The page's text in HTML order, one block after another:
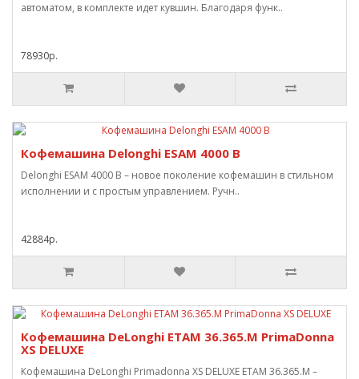
автоматом, в комплекте идет кувшин. Благодаря функ..
78930р.
Кофемашина Delonghi ESAM 4000 B
Delonghi ESAM 4000 B – новое поколение кофемашин в стильном
исполнении и с простым управлением. Ручн..
42884р.
Кофемашина DeLonghi ETAM 36.365.M PrimaDonna
XS DELUXE
Кофемашина DeLonghi Primadonna XS DELUXE ETAM 36.365.M –